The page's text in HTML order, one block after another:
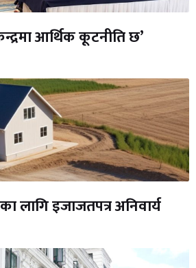
आर्थिक कूटनीति छ’
लागि इजाजतपत्र अनिवार्य